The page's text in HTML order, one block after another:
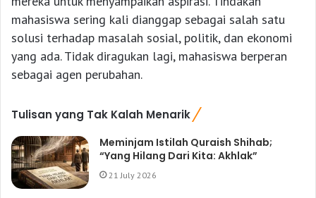
mahasiswa sering kali dianggap sebagai salah satu
solusi terhadap masalah sosial, politik, dan ekonomi
yang ada. Tidak diragukan lagi, mahasiswa berperan
sebagai agen perubahan.
Tulisan yang Tak Kalah Menarik
Meminjam Istilah Quraish Shihab;
“Yang Hilang Dari Kita: Akhlak”
21 July 2026